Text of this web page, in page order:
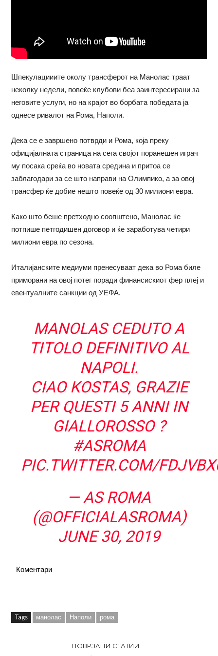
Шпекулацииите околу трансферот на Манолас траат
неколку недели, повеќе клубови беа заинтересирани за
неговите услуги, но на крајот во борбата победата ја
однесе ривалот на Рома, Наполи.
Дека се е завршено потврди и Рома, која преку
официјалната страница на сега својот поранешен играч
му посака среќа во новата средина и притоа се
заблагодари за се што направи на Олимпико, а за овој
трансфер ќе добие нешто повеќе од 30 милиони евра.
Како што беше претходно соопштено, Манолас ќе
потпише петгодишен договор и ќе заработува четири
милиони евра по сезона.
Италијанските медиуми пренесуваат дека во Рома биле
приморани на овој потег поради финансискиот фер плеј и
евентуалните санкции од УЕФА.
MANOLAS CEDUTO A
TITOLO DEFINITIVO AL
NAPOLI.
CIAO KOSTAS, GRAZIE
PER QUESTI 5 ANNI IN
GIALLOROSSO ?
#ASROMA
PIC.TWITTER.COM/
— AS ROMA
(@OFFICIALASROMA)
JUNE 30, 2019
Коментари
Tags манолас Наполи рома
ПОВРЗАНИ СТАТИИ